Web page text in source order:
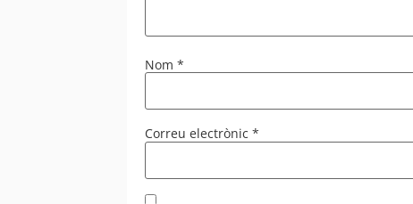
Nom *
Correu electrònic *